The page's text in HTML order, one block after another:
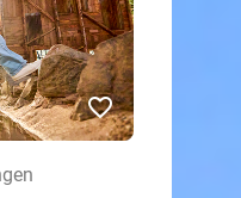
favorite_border